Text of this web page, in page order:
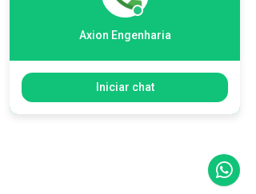
Axion Engenharia
Iniciar chat